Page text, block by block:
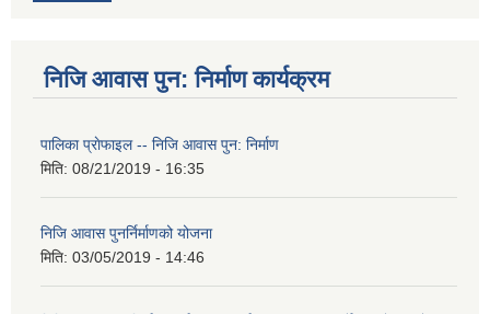
निजि आवास पुन: निर्माण कार्यक्रम
पालिका प्राेफाइल -- निजि आवास पुन: निर्माण
मिति: 08/21/2019 - 16:35
निजि आवास पुनर्निर्माणको योजना
मिति: 03/05/2019 - 14:46